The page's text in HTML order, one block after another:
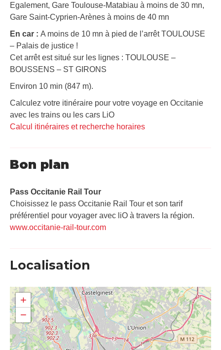
Egalement, Gare Toulouse-Matabiau à moins de 30 mn,
Gare Saint-Cyprien-Arènes à moins de 40 mn
En car : A moins de 10 mn à pied de l’arrêt TOULOUSE
– Palais de justice !
Cet arrêt est situé sur les lignes : TOULOUSE –
BOUSSENS – ST GIRONS
Environ 10 min (847 m).
Calculez votre itinéraire pour votre voyage en Occitanie
avec les trains ou les cars LiO
Calcul itinéraires et recherche horaires
Bon plan
Pass Occitanie Rail Tour​
Choisissez le pass Occitanie Rail Tour et son tarif
préférentiel pour voyager avec liO à travers la région.
www.occitanie-rail-tour.com
Localisation
+
−